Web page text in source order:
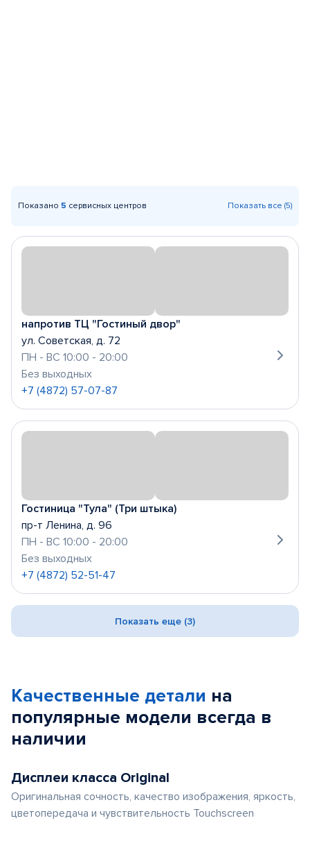
Показано 5 сервисных центров Показать все (5)
напротив ТЦ "Гостиный двор"
ул. Советская, д. 72
ПН - ВС 10:00 - 20:00
Без выходных
+7 (4872) 57-07-87
Гостиница "Тула" (Три штыка)
пр-т Ленина, д. 96
ПН - ВС 10:00 - 20:00
Без выходных
+7 (4872) 52-51-47
Показать еще (3)
Качественные детали на
популярные модели всегда в
наличии
Дисплеи класса Original
Оригинальная сочность, качество изображения, яркость,
цветопередача и чувствительность Touchscreen